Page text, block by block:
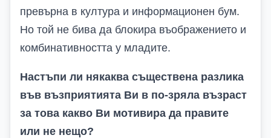
превърна в култура и информационен бум.
Но той не бива да блокира въображението и
комбинативността у младите.
Настъпи ли някаква съществена разлика
във възприятията Ви в по-зряла възраст
за това какво Ви мотивира да правите
или не нещо?